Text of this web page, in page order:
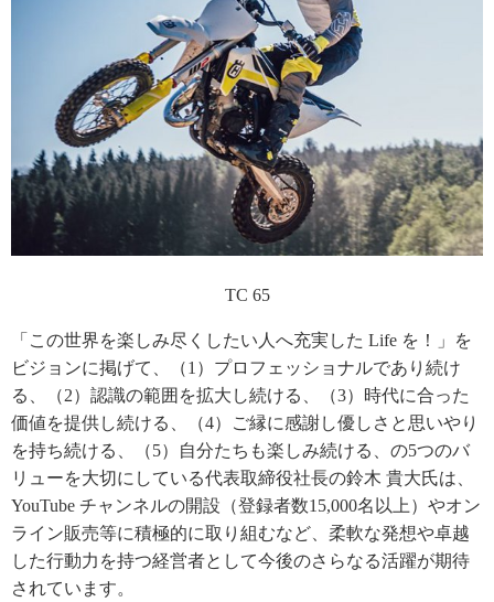
TC 65
「この世界を楽しみ尽くしたい人へ充実した Life を！」を
ビジョンに掲げて、（1）プロフェッショナルであり続け
る、（2）認識の範囲を拡大し続ける、（3）時代に合った
価値を提供し続ける、（4）ご縁に感謝し優しさと思いやり
を持ち続ける、（5）自分たちも楽しみ続ける、の5つのバ
リューを大切にしている代表取締役社長の鈴木 貴大氏は、
YouTube チャンネルの開設（登録者数15,000名以上）やオン
ライン販売等に積極的に取り組むなど、柔軟な発想や卓越
した行動力を持つ経営者として今後のさらなる活躍が期待
されています。